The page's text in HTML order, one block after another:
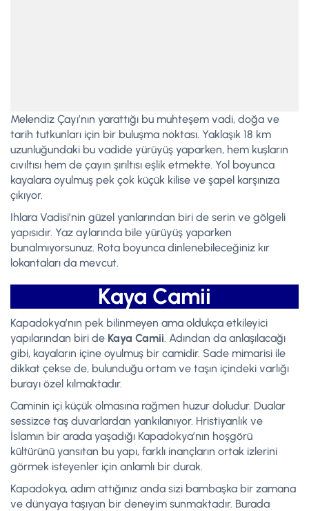
Melendiz Çayı’nın yarattığı bu muhteşem vadi, doğa ve
tarih tutkunları için bir buluşma noktası. Yaklaşık 18 km
uzunluğundaki bu vadide yürüyüş yaparken, hem kuşların
cıvıltısı hem de çayın şırıltısı eşlik etmekte. Yol boyunca
kayalara oyulmuş pek çok küçük kilise ve şapel karşınıza
çıkıyor.
Ihlara Vadisi’nin güzel yanlarından biri de serin ve gölgeli
yapısıdır. Yaz aylarında bile yürüyüş yaparken
bunalmıyorsunuz. Rota boyunca dinlenebileceğiniz kır
lokantaları da mevcut.
Kaya Camii
Kapadokya’nın pek bilinmeyen ama oldukça etkileyici
yapılarından biri de Kaya Camii. Adından da anlaşılacağı
gibi, kayaların içine oyulmuş bir camidir. Sade mimarisi ile
dikkat çekse de, bulunduğu ortam ve taşın içindeki varlığı
burayı özel kılmaktadır.
Caminin içi küçük olmasına rağmen huzur doludur. Dualar
sessizce taş duvarlardan yankılanıyor. Hristiyanlık ve
İslamın bir arada yaşadığı Kapadokya’nın hoşgörü
kültürünü yansıtan bu yapı, farklı inançların ortak izlerini
görmek isteyenler için anlamlı bir durak.
Kapadokya, adım attığınız anda sizi bambaşka bir zamana
ve dünyaya taşıyan bir deneyim sunmaktadır. Burada